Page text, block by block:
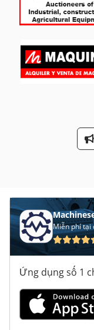
Miễn phí tại
Ứng dụng số 1